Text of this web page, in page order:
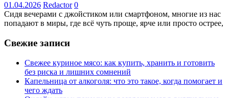
01.04.2026 Redactor 0
Сидя вечерами с джойстиком или смартфоном, многие из нас
попадают в миры, где всё чуть проще, ярче или просто острее,
Свежие записи
Свежее куриное мясо: как купить, хранить и готовить
без риска и лишних сомнений
Капельница от алкоголя: что это такое, когда помогает и
чего ждать